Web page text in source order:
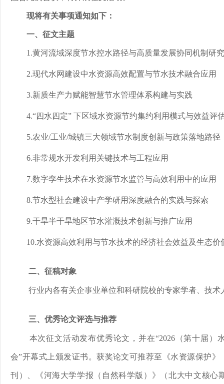
现将有关事项通知如下：
一、征文主题
1.黄河流域深度节水控水路径与高质量发展协同机制研究
2.现代水网建设中水资源高效配置与节水技术融合应用
3.新质生产力赋能智慧节水管理体系构建与实践
4.“四水四定” 下区域水资源节约集约利用模式与效益评
5.农业/工业/城镇三大领域节水制度创新与政策落地路径
6.非常规水开发利用关键技术与工程应用
7.数字孪生技术在水资源节水监管与高效利用中的应用
8.节水型社会建设中产学研用深度融合的实践与探索
9.干旱半干旱地区节水灌溉技术创新与推广应用
10.水资源高效利用与节水技术的经济社会效益及生态价
二、征稿对象
行业内各有关企事业单位和科研院校的专家学者、技术
三、优秀论文评选与推荐
本次征文活动发布优秀论文，并在“2026（第十届）
会”开幕式上颁发证书。获奖论文可推荐至《水资源保护
刊）、《河海大学学报（自然科学版）》（北大中文核心